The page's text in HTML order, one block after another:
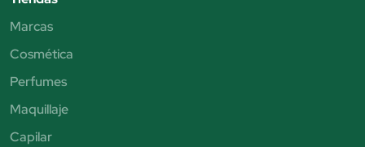
Marcas
Cosmética
Perfumes
Maquillaje
Capilar